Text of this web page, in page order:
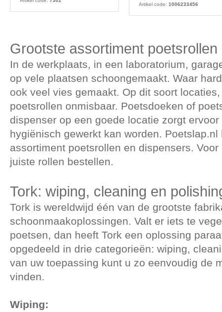
Artikel code: 1006233456
Grootste assortiment poetsrollen
In de werkplaats, in een laboratorium,
op vele plaatsen schoongemaakt. Waar
ook veel vies gemaakt. Op dit soort
poetsrollen onmisbaar. Poetsdoeken of
dispenser op een goede locatie zorgt
hygiënisch gewerkt kan worden.
assortiment poetsrollen en dispensers.
juiste rollen bestellen.
Tork: wiping, cleaning en
Tork is wereldwijd één van de grootste
schoonmaakoplossingen. Valt er iets te
poetsen, dan heeft Tork een oplossing
opgedeeld in drie categorieën: wiping,
van uw toepassing kunt u zo eenvoudig de
vinden.
Wiping: